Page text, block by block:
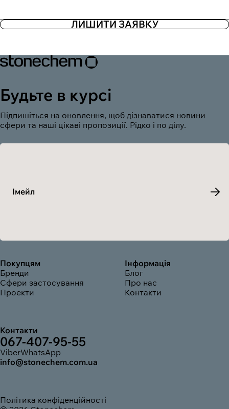
ЛИШИТИ ЗАЯВКУ
Будьте в курсі
Підпишіться на оновлення, щоб дізнаватися новини
сфери та наші цікаві пропозиції. Рідко і по ділу.
Імейл
Покупцям
Бренди
Сфери застосування
Проекти
Інформація
Блог
Про нас
Контакти
Контакти
067-407-95-55
ViberWhatsApp
info@stonechem.com.ua
Політика конфіденційності